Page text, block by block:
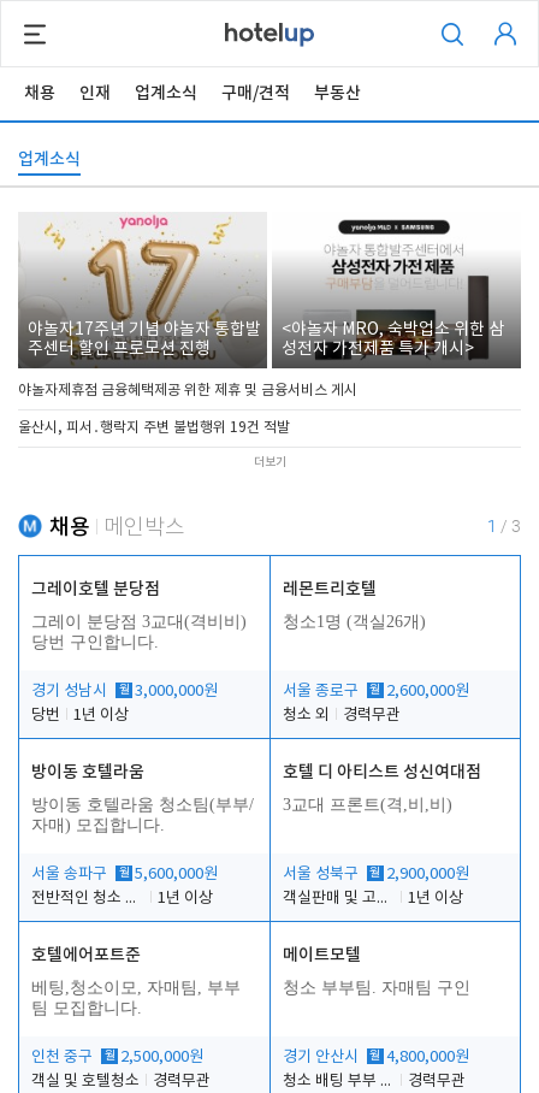
채용 인재 업계소식 구매/견적 부동산
업계소식
야놀자17주년 기념 야놀자 통합발
주센터 할인 프로모션 진행
<야놀자 MRO, 숙박업소 위한 삼
성전자 가전제품 특가 개시>
야놀자제휴점 금융혜택제공 위한 제휴 및 금융서비스 게시
울산시, 피서․행락지 주변 불법행위 19건 적발
더보기
채용 메인박스 1 / 3
그레이호텔 분당점
그레이 분당점 3교대(격비비)
당번 구인합니다.
경기 성남시 월 3,000,000원
당번
1년 이상
레몬트리호텔
청소1명 (객실26개)
서울 종로구 월 2,600,000원
청소 외
경력무관
방이동 호텔라움
방이동 호텔라움 청소팀(부부/
자매) 모집합니다.
서울 송파구 월 5,600,000원
전반적인 청소 업무(객실청소.객실정리)
1년 이상
호텔 디 아티스트 성신여대점
3교대 프론트(격,비,비)
서울 성북구 월 2,900,000원
객실판매 및 고객응대
1년 이상
호텔에어포트준
베팅,청소이모, 자매팀, 부부
팀 모집합니다.
인천 중구 월 2,500,000원
객실 및 호텔청소
경력무관
메이트모텔
청소 부부팀. 자매팀 구인
경기 안산시 월 4,800,000원
청소 배팅 부부 구합니다
경력무관